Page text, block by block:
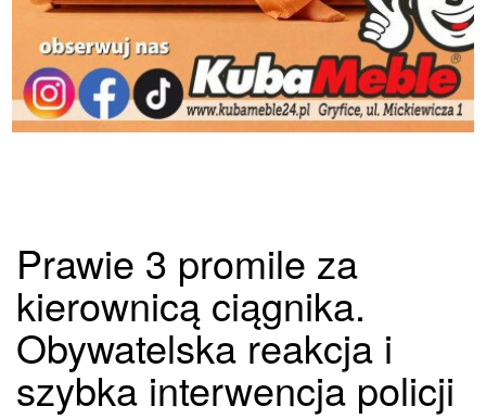
Prawie 3 promile za
kierownicą ciągnika.
Obywatelska reakcja i
szybka interwencja policji